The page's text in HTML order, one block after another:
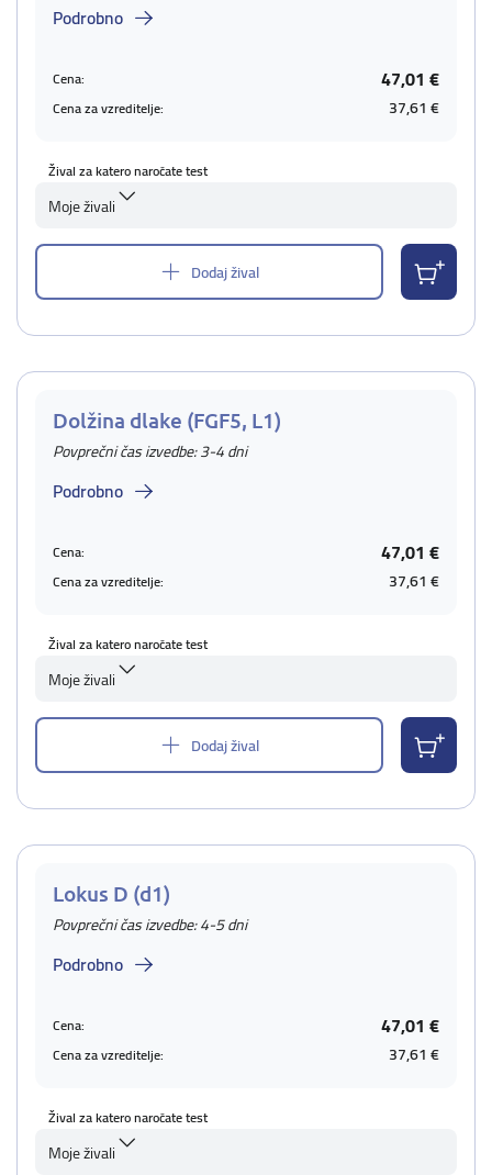
Podrobno
Cena: 47,01 €
Cena za vzreditelje: 37,61 €
Žival za katero naročate test
Moje živali
Dodaj žival
Dolžina dlake (FGF5, L1)
Povprečni čas izvedbe: 3-4 dni
Podrobno
Cena: 47,01 €
Cena za vzreditelje: 37,61 €
Žival za katero naročate test
Moje živali
Dodaj žival
Lokus D (d1)
Povprečni čas izvedbe: 4-5 dni
Podrobno
Cena: 47,01 €
Cena za vzreditelje: 37,61 €
Žival za katero naročate test
Moje živali